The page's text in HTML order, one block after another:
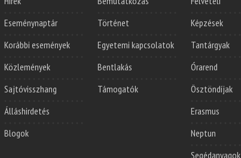
Eseménynaptár
Korábbi események
Közlemények
Sajtóvisszhang
Álláshirdetés
Blogok
Történet
Egyetemi kapcsolatok
Bentlakás
Támogatók
Képzések
Tantárgyak
Órarend
Ösztöndíjak
Erasmus
Neptun
Segédanyagok